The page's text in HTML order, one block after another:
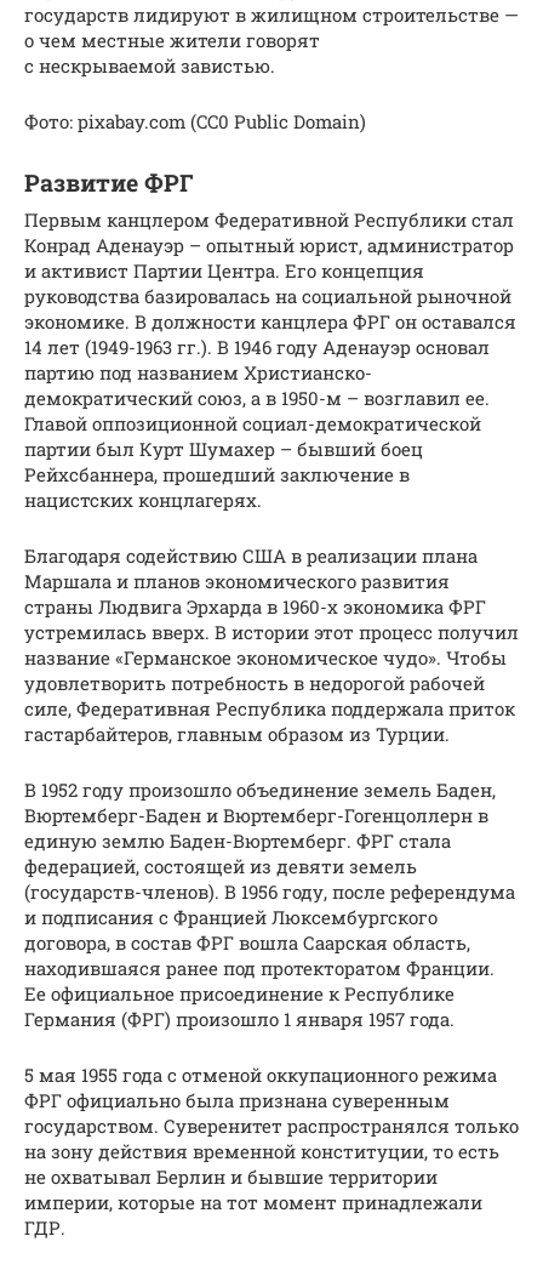
государств лидируют в жилищном строительстве —
о чем местные жители говорят
с нескрываемой завистью.
Фото: pixabay.com (CC0 Public Domain)
Развитие ФРГ
Первым канцлером Федеративной Республики стал
Конрад Аденауэр – опытный юрист, администратор
и активист Партии Центра. Его концепция
руководства базировалась на социальной рыночной
экономике. В должности канцлера ФРГ он оставался
14 лет (1949-1963 гг.). В 1946 году Аденауэр основал
партию под названием Христианско-
демократический союз, а в 1950-м – возглавил ее.
Главой оппозиционной социал-демократической
партии был Курт Шумахер – бывший боец
Рейхсбаннера, прошедший заключение в
нацистских концлагерях.
Благодаря содействию США в реализации плана
Маршала и планов экономического развития
страны Людвига Эрхарда в 1960-х экономика ФРГ
устремилась вверх. В истории этот процесс получил
название «Германское экономическое чудо». Чтобы
удовлетворить потребность в недорогой рабочей
силе, Федеративная Республика поддержала приток
гастарбайтеров, главным образом из Турции.
В 1952 году произошло объединение земель Баден,
Вюртемберг-Баден и Вюртемберг-Гогенцоллерн в
единую землю Баден-Вюртемберг. ФРГ стала
федерацией, состоящей из девяти земель
(государств-членов). В 1956 году, после референдума
и подписания с Францией Люксембургского
договора, в состав ФРГ вошла Саарская область,
находившаяся ранее под протекторатом Франции.
Ее официальное присоединение к Республике
Германия (ФРГ) произошло 1 января 1957 года.
5 мая 1955 года с отменой оккупационного режима
ФРГ официально была признана суверенным
государством. Суверенитет распространялся только
на зону действия временной конституции, то есть
не охватывал Берлин и бывшие территории
империи, которые на тот момент принадлежали
ГДР.